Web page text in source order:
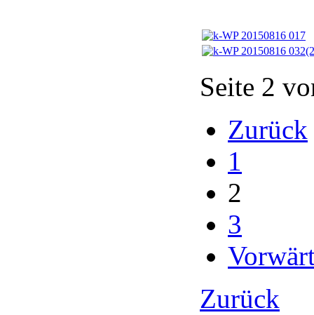
Seite 2
Zurück
1
2
3
Zurück